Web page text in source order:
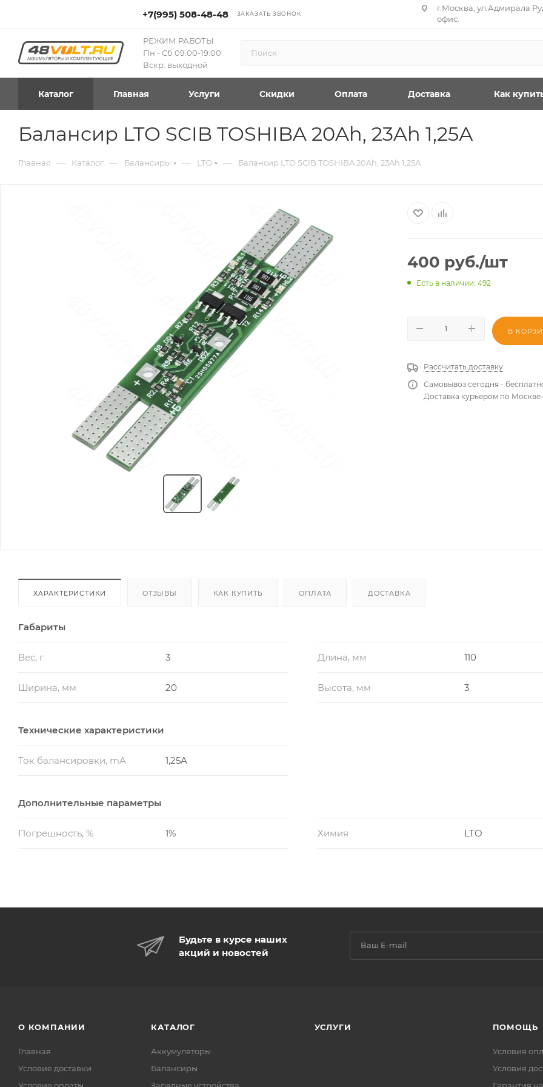
+7(995) 508-48-48 ЗАКАЗАТЬ ЗВОНОК
г.Москва, ул.Адмирала
офис.
РЕЖИМ РАБОТЫ
Пн - Сб 09:00-19:00
Вскр: выходной
Каталог Главная Услуги Скидки Оплата Доставка Как
Балансир LTO SCIB TOSHIBA 20Ah, 23Ah 1,25А
Главная — Каталог — Балансиры — LTO — Балансир LTO SCIB TOSHIBA 20Ah, 23Ah 1,25А
400 руб./шт
Есть в наличии: 492
В
Рассчитать доставку
Самовывоз сегодня -
Доставка курьером по
ХАРАКТЕРИСТИКИ ОТЗЫВЫ КАК КУПИТЬ ОПЛАТА ДОСТАВКА
Габариты
Вес, г 3 Длина, мм 110
Ширина, мм 20 Высота, мм 3
Технические характеристики
Ток балансировки, mA 1,25A
Дополнительные параметры
Погрешность, % 1% Химия LTO
Будьте в курсе наших
акций и новостей
О КОМПАНИИ
Главная
Условие доставки
КАТАЛОГ
Аккумуляторы
Балансиры
УСЛУГИ ПОМОЩЬ
Условия
Условия